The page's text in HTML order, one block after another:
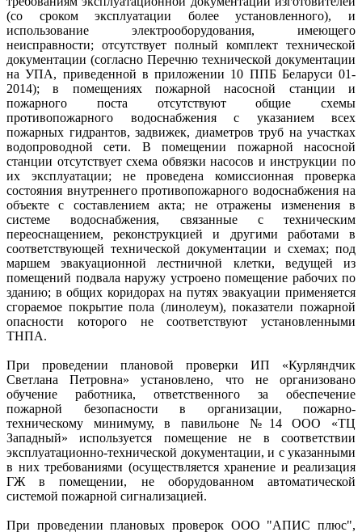
(со сроком эксплуатации более установленного), и
использование электрооборудования, имеющего
неисправности; отсутствует полный комплект технической
документации (согласно Перечню технической документации
на УПА, приведенной в приложении 10 ППБ Беларуси 01-
2014); в помещениях пожарной насосной станции и
пожарного поста отсутствуют общие схемы
противопожарного водоснабжения с указанием всех
пожарных гидрантов, задвижек, диаметров труб на участках
водопроводной сети. В помещении пожарной насосной
станции отсутствует схема обвязки насосов и инструкции по
их эксплуатации; не проведена комиссионная проверка
состояния внутреннего противопожарного водоснабжения на
объекте с составлением акта; не отражены изменения в
системе водоснабжения, связанные с техническим
переоснащением, реконструкцией и другими работами в
соответствующей технической документации и схемах; под
маршем эвакуационной лестничной клетки, ведущей из
помещений подвала наружу устроено помещение рабочих по
зданию; в общих коридорах на путях эвакуации применяется
сгораемое покрытие пола (линолеум), показатели пожарной
опасности которого не соответствуют установленными
ТНПА.
При проведении плановой проверки ИП «Курляндчик
Светлана Петровна» установлено, что не организовано
обучение работника, ответственного за обеспечение
пожарной безопасности в организации, пожарно-
техническому минимуму, в павильоне №14 ООО «ТЦ
Западный» используется помещение не в соответствии
эксплуатационно-технической документации, и с указанными
в них требованиями (осуществляется хранение и реализация
ГЖ в помещении, не оборудованном автоматической
системой пожарной сигнализацией.
При проведении плановых проверок ООО "АПИС плюс",